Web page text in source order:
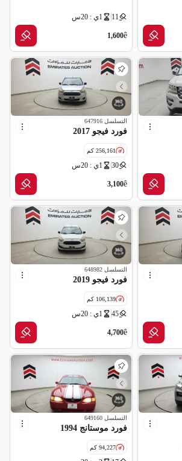
11 1ي : 20س
ê
1,600
التسلسل 647916
فورد فيجو 2017
256,161 كم
30 1ي : 20س
ê
3,100
التسلسل 648982
فورد فيجو 2019
106,139 كم
45 1ي : 20س
ê
4,700
التسلسل 649160
فورد موستانج 1994
94,227 كم